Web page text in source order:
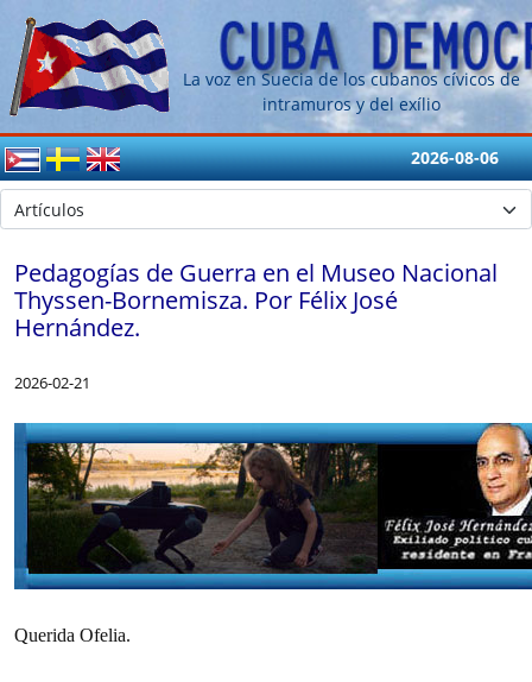
La voz en Suecia de los cubanos cívicos de
intramuros y del exílio
2026-08-06
Pedagogías de Guerra en el Museo Nacional
Thyssen-Bornemisza. Por Félix José
Hernández.
2026-02-21
Querida Ofelia.